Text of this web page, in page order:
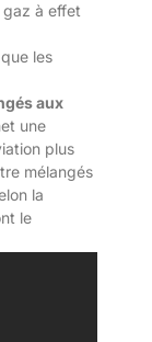
gaz à effet
que les
aux
une
plus
mélangés
la
le